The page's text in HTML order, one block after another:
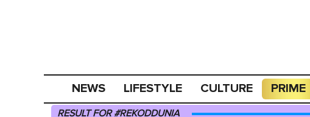
NEWS LIFESTYLE CULTURE PRIME
RESULT FOR #REKODDUNIA